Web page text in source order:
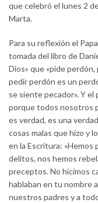
que celebró el lunes 2
Marta.
Para su reflexión el
tomada del libro de
Dios» que «pide
pedir perdón es un
se siente pecador». Y
porque todos nosotros
es verdad, es una
cosas malas que hizo y
en la Escritura: «Hemos
delitos, nos hemos
preceptos. No hicimos
hablaban en tu nombre
nuestros padres y a